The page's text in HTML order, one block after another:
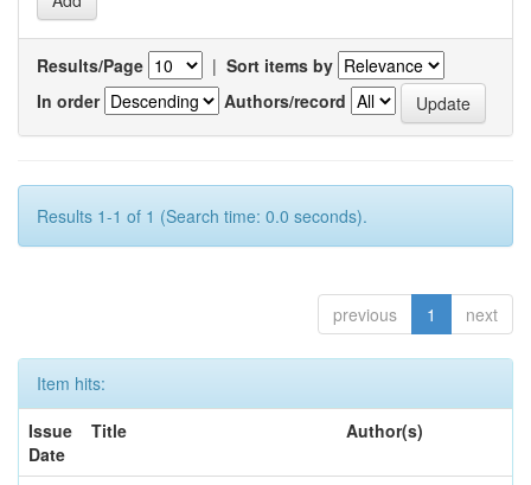
Results/Page | Sort items by
In order
Authors/record
Results 1-1 of 1 (Search time: 0.0 seconds).
previous 1 next
Item hits:
Issue
Date
Title Author(s)